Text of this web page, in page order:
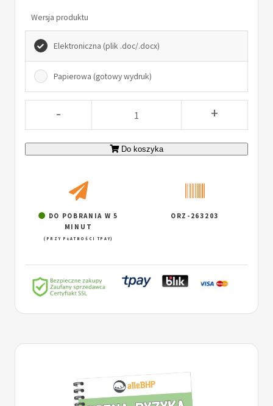
Wersja produktu
Elektroniczna (plik .doc/.docx)
Papierowa (gotowy wydruk)
- +
Do koszyka
DO POBRANIA W 5
MINUT
(PRZY PŁATNOŚCI TPAY)
ORZ-263203